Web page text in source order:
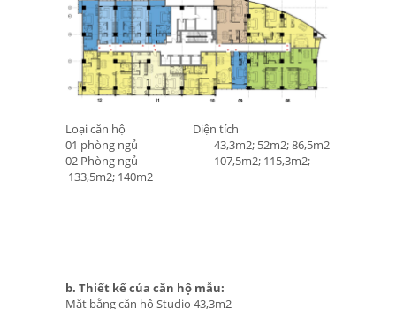
Loại căn hộ
				Diện tích
01 phòng ngủ
				43,3m2
; 52m2; 86,5m2
02 Phòng ngủ
				107,5m2
; 115,3m2;
133,5m2;
b. Thiết kế của căn hộ mẫu:
Mặt bằng căn hộ Studio 43,3m2